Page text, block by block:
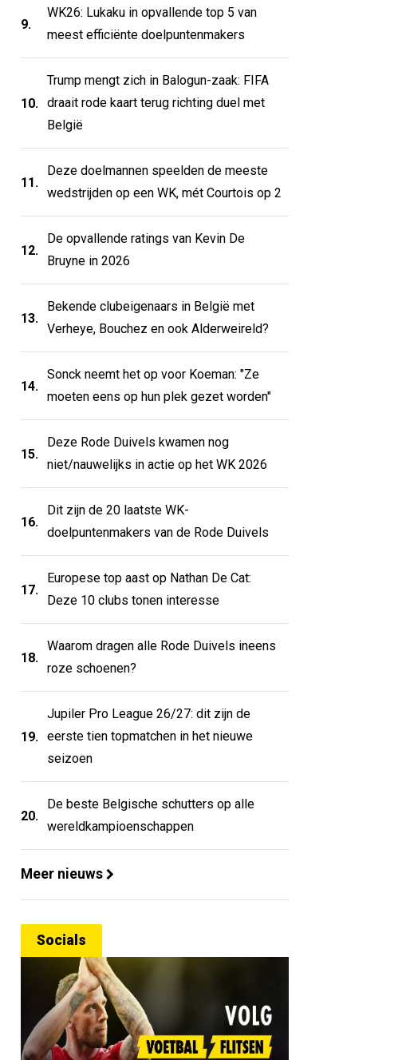
9.
WK26: Lukaku in opvallende top 5 van
meest efficiënte doelpuntenmakers
10.
Trump mengt zich in Balogun-zaak: FIFA
draait rode kaart terug richting duel met
België
11.
Deze doelmannen speelden de meeste
wedstrijden op een WK, mét Courtois op 2
12.
De opvallende ratings van Kevin De
Bruyne in 2026
13.
Bekende clubeigenaars in België met
Verheye, Bouchez en ook Alderweireld?
14.
Sonck neemt het op voor Koeman: "Ze
moeten eens op hun plek gezet worden"
15.
Deze Rode Duivels kwamen nog
niet/nauwelijks in actie op het WK 2026
16.
Dit zijn de 20 laatste WK-
doelpuntenmakers van de Rode Duivels
17.
Europese top aast op Nathan De Cat:
Deze 10 clubs tonen interesse
18.
Waarom dragen alle Rode Duivels ineens
roze schoenen?
19.
Jupiler Pro League 26/27: dit zijn de
eerste tien topmatchen in het nieuwe
seizoen
20.
De beste Belgische schutters op alle
wereldkampioenschappen
Meer nieuws
Socials